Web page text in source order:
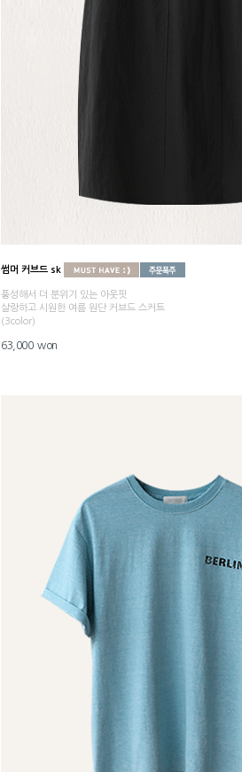
썸머 커브드 sk
풍성해서 더 분위기 있는 아웃핏
살랑하고 시원한 여름 원단 커브드 스커트
(3color)
63,000 won